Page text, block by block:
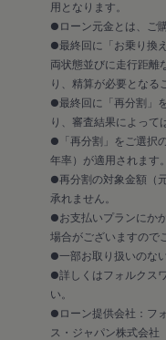
プレスリリース
2025
2024
2023
2022
2021
2020
2019
2018
2017
2016
2015
リコール関連
セーフティ
用となります。
●ローン元金とは、ご
●最終回に「お乗り換
両状態並びに走行距離
り、精算が必要となる
●最終回に「再分割」
り、審査結果によって
●「再分割」をご選択
年率）が適用されます。
●再分割の対象金額（
承れません。
●お支払いプランにか
場合がございますので
●一部お取り扱いのな
●詳しくはフォルクス
い。
●ローン提供会社：フ
ス・ジャパン株式会社